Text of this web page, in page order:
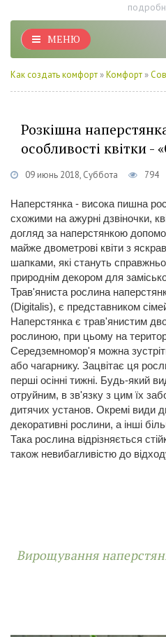
МЕНЮ
Как создать комфорт »Комфорт »
Розкішна
особливості квітки -
09 июнь 2018, Суббота 794
Наперстянка - висока пишна
схожими на ажурні дзвіночки,
догляд за наперстянкою
майже двометрові квіти з
шапками, які стануть
природнім декором для
Трав'яниста рослина
(Digitalis), є представником
Наперстянка є трав'янистим
рослиною, при цьому на
Середземномор'я можна
або чагарнику. Зацвітає ця
перші осінні тижні. Будь-який
отруйним, в зв'язку з цим їх
дитячих установ. Окремі види
декоративні рослини, а інші
Така рослина відрізняється
також невибагливістю до
Вирощування